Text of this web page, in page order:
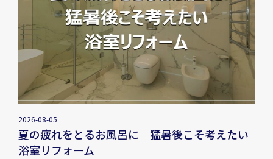
2026-08-05
夏の疲れをとるお風呂に｜猛暑後こそ考えたい
浴室リフォーム